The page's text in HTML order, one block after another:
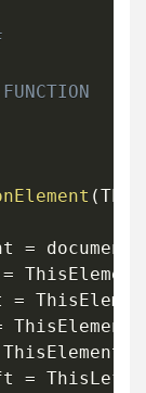
(
= document
= ThisElement
=
ThisElement
ThisElement
= ThisLeft